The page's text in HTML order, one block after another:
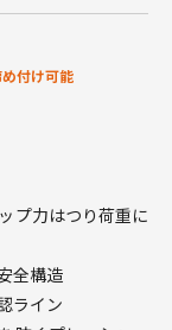
付け可能
プ力はつり荷重に
全構造
ライン